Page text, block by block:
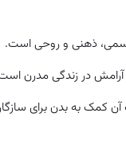
ذهنی و روحی است.
کمک به بدن برای